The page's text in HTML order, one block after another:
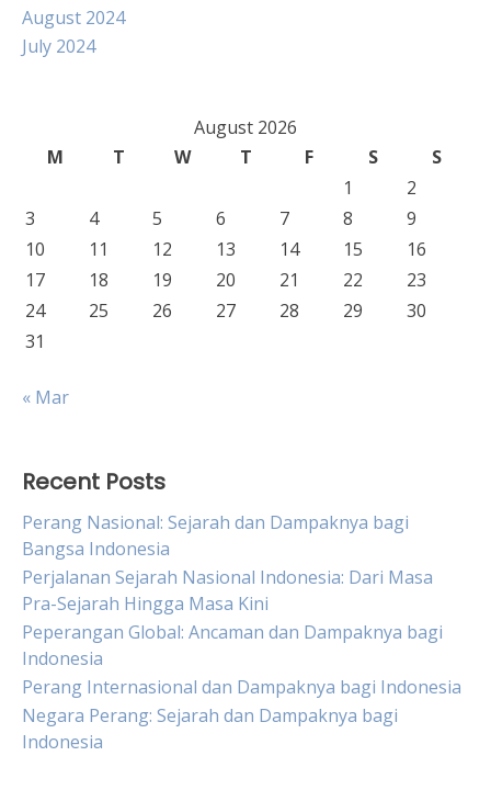
August 2024
July 2024
August 2026
M
T W T F S
S
1
2
3
4 5 6 7 8
9
10
11 12 13 14 15
16
17
18 19 20 21 22
23
24
25 26 27 28 29
30
31
« Mar
Recent Posts
Perang Nasional: Sejarah dan Dampaknya bagi
Bangsa Indonesia
Perjalanan Sejarah Nasional Indonesia: Dari Masa
Pra-Sejarah Hingga Masa Kini
Peperangan Global: Ancaman dan Dampaknya bagi
Indonesia
Perang Internasional dan Dampaknya bagi Indonesia
Negara Perang: Sejarah dan Dampaknya bagi
Indonesia